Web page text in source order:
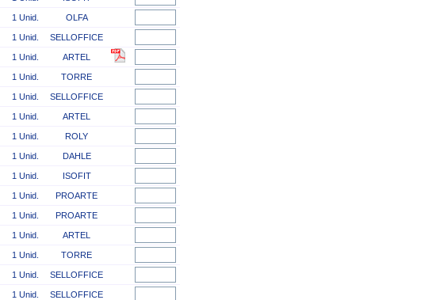
1 Unid. OLFA
1 Unid. SELLOFFICE
1 Unid. ARTEL
1 Unid. TORRE
1 Unid. SELLOFFICE
1 Unid. ARTEL
1 Unid. ROLY
1 Unid. DAHLE
1 Unid. ISOFIT
1 Unid. PROARTE
1 Unid. PROARTE
1 Unid. ARTEL
1 Unid. TORRE
1 Unid. SELLOFFICE
1 Unid. SELLOFFICE